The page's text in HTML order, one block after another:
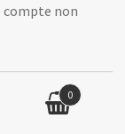
compte non
0